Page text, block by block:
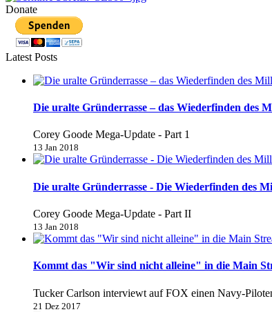
Donate
Latest Posts
Die uralte Gründerrasse – das Wiederfinden des
Corey Goode Mega-Update - Part 1
13 Jan 2018
Die uralte Gründerrasse - Die Wiederfinden des
Corey Goode Mega-Update - Part II
13 Jan 2018
Kommt das "Wir sind nicht alleine" in die Main
Tucker Carlson interviewt auf FOX einen Navy-
21 Dez 2017